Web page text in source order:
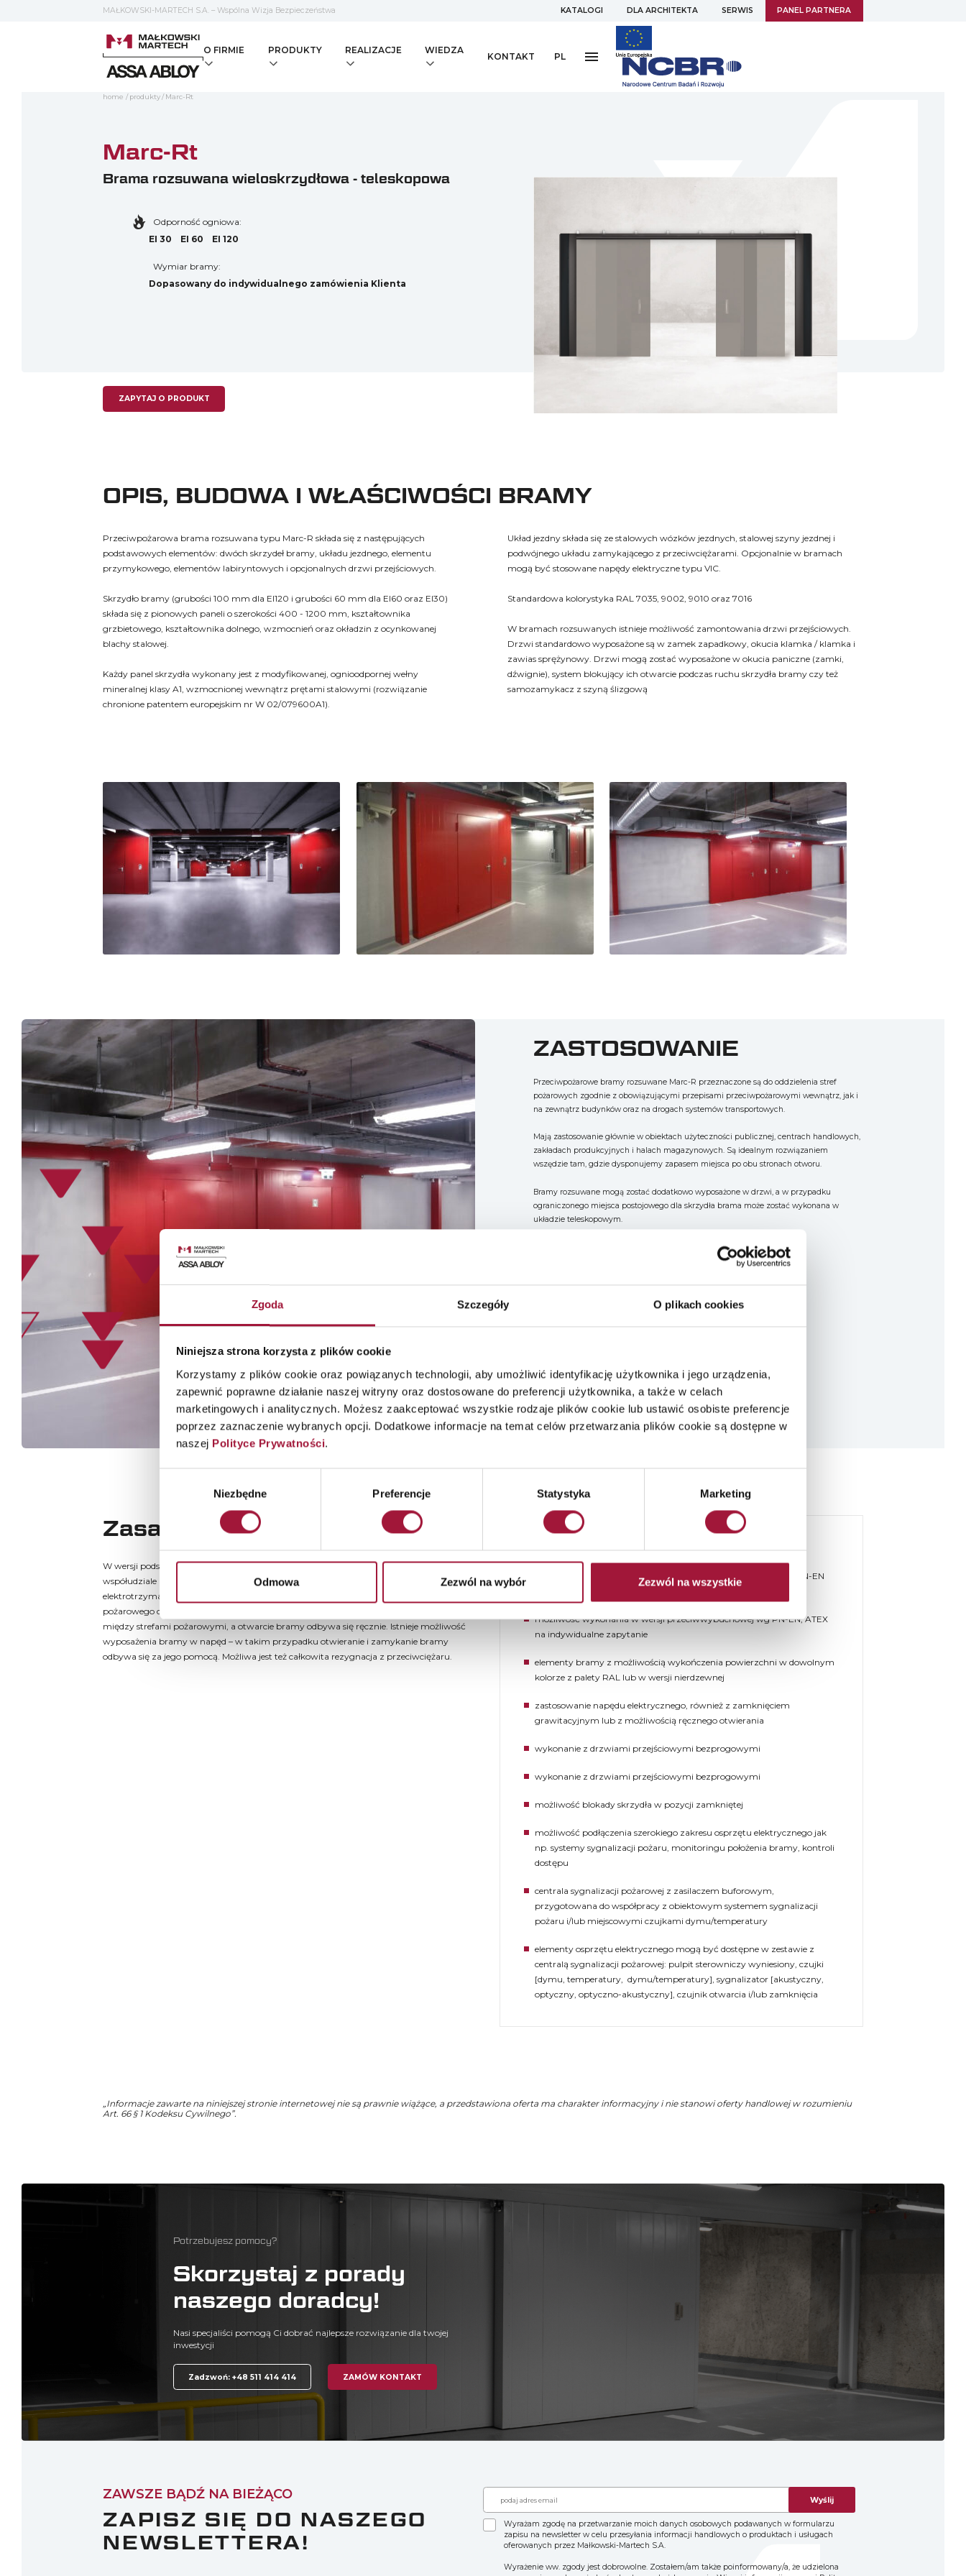
Zgoda Szczegóły O plikach cookies
Niniejsza strona korzysta z plików cookie
Korzystamy z plików cookie oraz powiązanych technologii, aby umożliwić identyfikację użytkownika i jego urządzenia,
zapewnić poprawne działanie naszej witryny oraz dostosowane do preferencji użytkownika, a także w celach
marketingowych i analitycznych. Możesz zaakceptować wszystkie rodzaje plików cookie lub ustawić osobiste preferencje
poprzez zaznaczenie wybranych opcji. Dodatkowe informacje na temat celów przetwarzania plików cookie są dostępne w
naszej Polityce Prywatności.
Niezbędne Preferencje Statystyka Marketing
Odmowa Zezwól na wybór Zezwól na wszystkie
MAŁKOWSKI-MARTECH S.A. – Wspólna Wizja Bezpieczeństwa KATALOGI DLA ARCHITEKTA SERWIS PANEL PARTNERA
O FIRMIE PRODUKTY REALIZACJE WIEDZA
KONTAKT PL
home / produkty / Marc-Rt
Marc-Rt
Brama rozsuwana wieloskrzydłowa - teleskopowa
Odporność ogniowa:
EI 30
EI 60 EI 120
Wymiar bramy:
Dopasowany do indywidualnego zamówienia Klienta
ZAPYTAJ O PRODUKT
OPIS, BUDOWA I WŁAŚCIWOŚCI BRAMY
Przeciwpożarowa brama rozsuwana typu Marc-R składa się z następujących
podstawowych elementów: dwóch skrzydeł bramy, układu jezdnego, elementu
przymykowego, elementów labiryntowych i opcjonalnych drzwi przejściowych.
Skrzydło bramy (grubości 100 mm dla EI120 i grubości 60 mm dla EI60 oraz EI30)
składa się z pionowych paneli o szerokości 400 - 1200 mm, kształtownika
grzbietowego, kształtownika dolnego, wzmocnień oraz okładzin z ocynkowanej
blachy stalowej.
Każdy panel skrzydła wykonany jest z modyfikowanej, ognioodpornej wełny
mineralnej klasy A1, wzmocnionej wewnątrz prętami stalowymi (rozwiązanie
chronione patentem europejskim nr W 02/079600A1).
Układ jezdny składa się ze stalowych wózków jezdnych, stalowej szyny jezdnej i
podwójnego układu zamykającego z przeciwciężarami. Opcjonalnie w bramach
mogą być stosowane napędy elektryczne typu VIC.
Standardowa kolorystyka RAL 7035, 9002, 9010 oraz 7016
W bramach rozsuwanych istnieje możliwość zamontowania drzwi przejściowych.
Drzwi standardowo wyposażone są w zamek zapadkowy, okucia klamka / klamka i
zawias sprężynowy. Drzwi mogą zostać wyposażone w okucia paniczne (zamki,
dźwignie), system blokujący ich otwarcie podczas ruchu skrzydła bramy czy też
samozamykacz z szyną ślizgową
ZASTOSOWANIE
Przeciwpożarowe bramy rozsuwane Marc-R przeznaczone są do oddzielenia stref
pożarowych zgodnie z obowiązującymi przepisami przeciwpożarowymi wewnątrz, jak i
na zewnątrz budynków oraz na drogach systemów transportowych.
Mają zastosowanie głównie w obiektach użyteczności publicznej, centrach handlowych,
zakładach produkcyjnych i halach magazynowych. Są idealnym rozwiązaniem
wszędzie tam, gdzie dysponujemy zapasem miejsca po obu stronach otworu.
Bramy rozsuwane mogą zostać dodatkowo wyposażone w drzwi, a w przypadku
ograniczonego miejsca postojowego dla skrzydła brama może zostać wykonana w
układzie teleskopowym.
Zasady Działania
W wersji podstawowej zamykanie skrzydła bramy odbywa się grawitacyjnie przy
współudziale przeciwciężaru. Utrzymanie bramy w pozycji otwartej umożliwia
elektrotrzymacz podłączony do centrali przeciwpożarowej. W przypadku zagrożenia
pożarowego centrala zwalnia elektrotrzymacz i skrzydła bramy zamykają przejście
między strefami pożarowymi, a otwarcie bramy odbywa się ręcznie. Istnieje możliwość
wyposażenia bramy w napęd – w takim przypadku otwieranie i zamykanie bramy
odbywa się za jego pomocą. Możliwa jest też całkowita rezygnacja z przeciwciężaru.
DODATKOWE WYPOSAŻENIE
możliwość wykonania w klasie Sa i S200 dymoszczelności wg PN-EN
możliwość wykonania w wersji przeciwwybuchowej wg PN-EN, ATEX
na indywidualne zapytanie
elementy bramy z możliwością wykończenia powierzchni w dowolnym
kolorze z palety RAL lub w wersji nierdzewnej
zastosowanie napędu elektrycznego, również z zamknięciem
grawitacyjnym lub z możliwością ręcznego otwierania
wykonanie z drzwiami przejściowymi bezprogowymi
wykonanie z drzwiami przejściowymi bezprogowymi
możliwość blokady skrzydła w pozycji zamkniętej
możliwość podłączenia szerokiego zakresu osprzętu elektrycznego jak
np. systemy sygnalizacji pożaru, monitoringu położenia bramy, kontroli
dostępu
centrala sygnalizacji pożarowej z zasilaczem buforowym,
przygotowana do współpracy z obiektowym systemem sygnalizacji
pożaru i/lub miejscowymi czujkami dymu/temperatury
elementy osprzętu elektrycznego mogą być dostępne w zestawie z
centralą sygnalizacji pożarowej: pulpit sterowniczy wyniesiony, czujki
[dymu, temperatury, dymu/temperatury], sygnalizator [akustyczny,
optyczny, optyczno-akustyczny], czujnik otwarcia i/lub zamknięcia
„Informacje zawarte na niniejszej stronie internetowej nie są prawnie wiążące, a przedstawiona oferta ma charakter informacyjny i nie stanowi oferty handlowej w rozumieniu
Art. 66 § 1 Kodeksu Cywilnego”.
Potrzebujesz pomocy?
Skorzystaj z porady
naszego doradcy!
Nasi specjaliści pomogą Ci dobrać najlepsze rozwiązanie dla twojej
inwestycji
Zadzwoń: +48 511 414 414 ZAMÓW KONTAKT
ZAWSZE BĄDŹ NA BIEŻĄCO
ZAPISZ SIĘ DO NASZEGO
NEWSLETTERA!
Wyślij
Wyrażam zgodę na przetwarzanie moich danych osobowych podawanych w formularzu
zapisu na newsletter w celu przesyłania informacji handlowych o produktach i usługach
oferowanych przez Małkowski-Martech S.A.
Wyrażenie ww. zgody jest dobrowolne. Zostałem/am także poinformowany/a, że udzielona